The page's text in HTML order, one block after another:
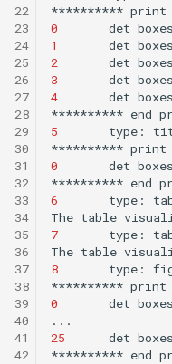
22
23
24
25
26
27
28
29
30
31
32
33
34
35
36
37
38
39
40
41
42
********** print
0
det
1
det
2
det
3
det
4
det
********** end
5
type:
********** print
0
det
********** end
6
type:
The table
7
type:
The table
8
type:
********** print
0
det
25
det
********** end